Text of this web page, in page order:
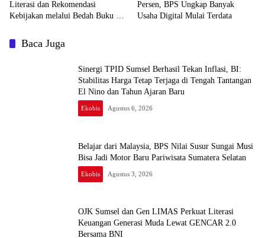
Literasi dan Rekomendasi
Kebijakan melalui Bedah Buku dan
Sriwijaya Economic Forum 2026
Persen, BPS Ungkap Banyak
Usaha Digital Mulai Terdata
Baca Juga
Sinergi TPID Sumsel Berhasil Tekan Inflasi, BI:
Stabilitas Harga Tetap Terjaga di Tengah Tantangan
El Nino dan Tahun Ajaran Baru
Ekobis Agustus 6, 2026
Belajar dari Malaysia, BPS Nilai Susur Sungai Musi
Bisa Jadi Motor Baru Pariwisata Sumatera Selatan
Ekobis Agustus 3, 2026
OJK Sumsel dan Gen LIMAS Perkuat Literasi
Keuangan Generasi Muda Lewat GENCAR 2.0
Bersama BNI